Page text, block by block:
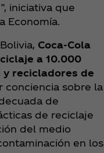
iniciativa que
Economía.
Coca‑Cola
a 10.000
y recicladores de
conciencia sobre la
de
de reciclaje
del medio
en los